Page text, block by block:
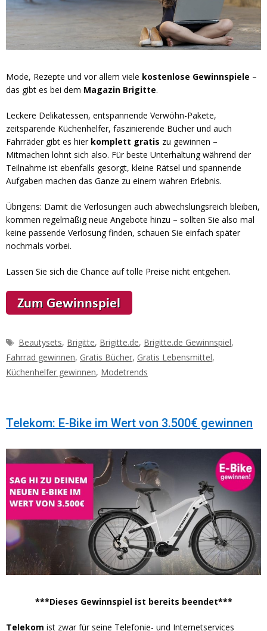
Mode, Rezepte und vor allem viele kostenlose Gewinnspiele –
das gibt es bei dem Magazin Brigitte.
Leckere Delikatessen, entspannende Verwöhn-Pakete,
zeitsparende Küchenhelfer, faszinierende Bücher und auch
Fahrräder gibt es hier komplett gratis zu gewinnen –
Mitmachen lohnt sich also. Für beste Unterhaltung während der
Teilnahme ist ebenfalls gesorgt, kleine Rätsel und spannende
Aufgaben machen das Ganze zu einem wahren Erlebnis.
Übrigens: Damit die Verlosungen auch abwechslungsreich bleiben,
kommen regelmäßig neue Angebote hinzu – sollten Sie also mal
keine passende Verlosung finden, schauen Sie einfach später
nochmals vorbei.
Lassen Sie sich die Chance auf tolle Preise nicht entgehen.
Schlagwörter
Beautysets, Brigitte, Brigitte.de, Brigitte.de Gewinnspiel,
Fahrrad gewinnen, Gratis Bücher, Gratis Lebensmittel,
Küchenhelfer gewinnen, Modetrends
Telekom: E-Bike im Wert von 3.500€ gewinnen
***Dieses Gewinnspiel ist bereits beendet***
Telekom ist zwar für seine Telefonie- und Internetservices